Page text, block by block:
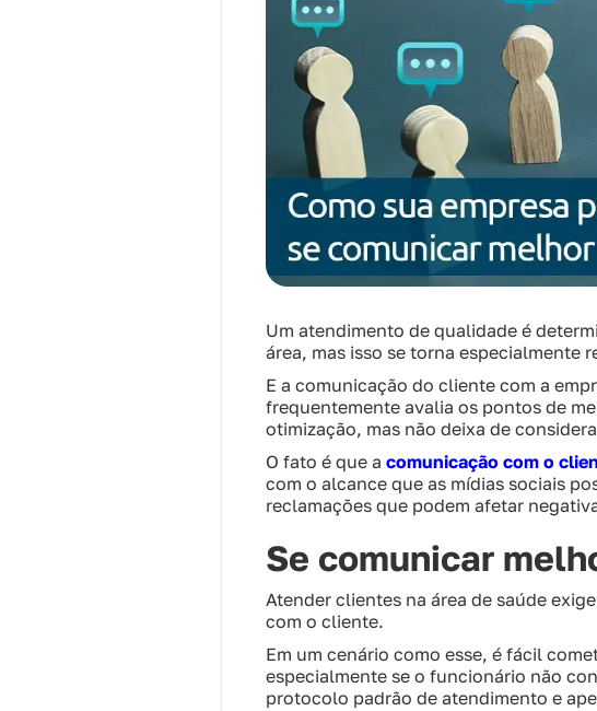
Um atendimento de qualidade é
área, mas isso se torna especialmente
E a comunicação do cliente com a
frequentemente avalia os pontos de
otimização, mas não deixa de
O fato é que a comunicação com o
com o alcance que as mídias sociais
reclamações que podem afetar
Se comunicar
Atender clientes na área de saúde
com o cliente.
Em um cenário como esse, é fácil
especialmente se o funcionário não
protocolo padrão de atendimento e